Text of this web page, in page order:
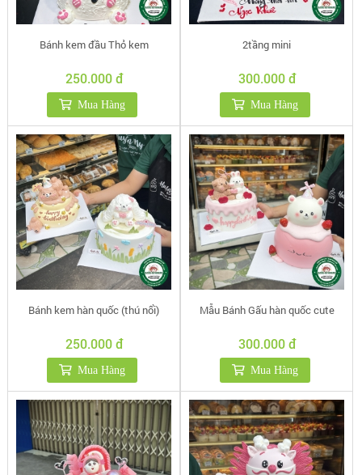
Bánh kem đầu Thỏ kem
250.000 đ
Mua Hàng
2tầng mini
300.000 đ
Mua Hàng
Bánh kem hàn quốc (thú nổi)
250.000 đ
Mua Hàng
Mẫu Bánh Gấu hàn quốc cute
300.000 đ
Mua Hàng